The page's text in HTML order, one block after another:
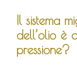
Il sistema
dell’olio è
pressione?